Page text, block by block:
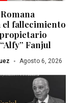
el fallecimiento
Fanjul
Agosto 6, 2026